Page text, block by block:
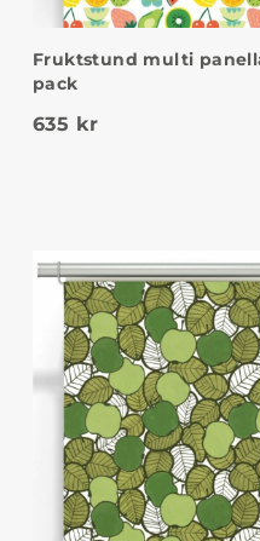
Fruktstund multi
pack
635 kr